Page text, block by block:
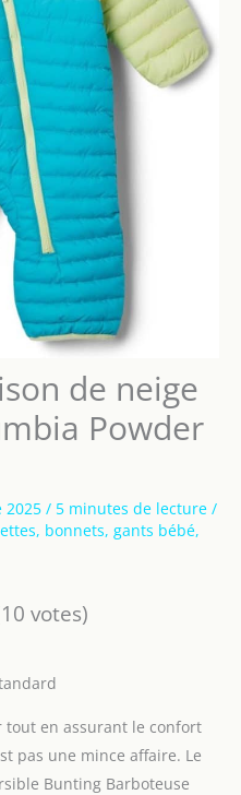
de neige
Powder
2025 / 5 minutes de lecture /
bonnets, gants bébé,
votes)
tout en assurant le confort
pas une mince affaire. Le
Bunting Barboteuse